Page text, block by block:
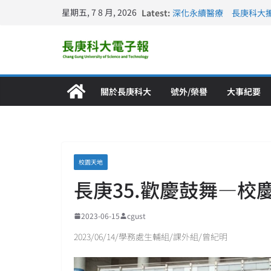
星期五, 7 8 月, 2026 Latest: 深化永續醫療 長庚科大
關於長庚科大 號外/榮譽 大事紀要
校園天地
長庚35.歡慶鼓舞—校
2023-06-15 cgust
2023/06/14/學務處生輔組/課外組/曾紀明